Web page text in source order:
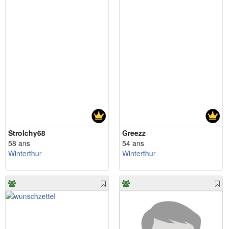
Strolchy68
58 ans
Winterthur
Greezz
54 ans
Winterthur